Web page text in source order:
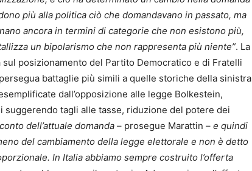
più alla politica ciò che domandavano in passato, ma
ancora in termini di categorie che non esistono più,
un bipolarismo che non rappresenta più niente”. La
posizionamento del Partito Democratico e di Fratelli
battaglie più simili a quelle storiche della sinistra
dall’opposizione alle legge Bolkestein,
suggerendo tagli alle tasse, riduzione del potere dei
dell’attuale domanda – prosegue Marattin – e quindi
del cambiamento della legge elettorale e non è detto
In Italia abbiamo sempre costruito l’offerta